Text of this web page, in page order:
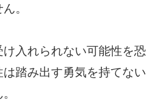
。
入れられない可能性を恐
踏み出す勇気を持てない